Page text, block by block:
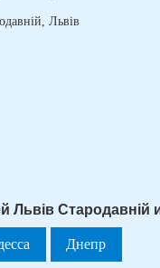
Львів Стародавній
Днепр